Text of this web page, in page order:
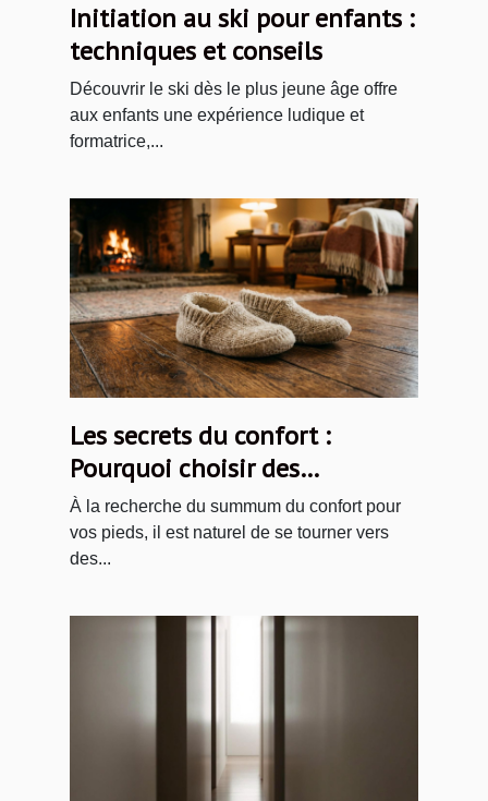
Initiation au ski pour enfants :
techniques et conseils
Découvrir le ski dès le plus jeune âge offre
aux enfants une expérience ludique et
formatrice,...
Les secrets du confort :
Pourquoi choisir des
chaussons en laine ?
À la recherche du summum du confort pour
vos pieds, il est naturel de se tourner vers
des...